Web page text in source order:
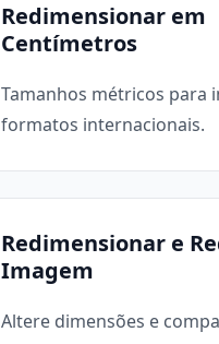
Redimensionar em
Centímetros
Tamanhos métricos para
formatos internacionais.
Redimensionar e
Imagem
Altere dimensões e